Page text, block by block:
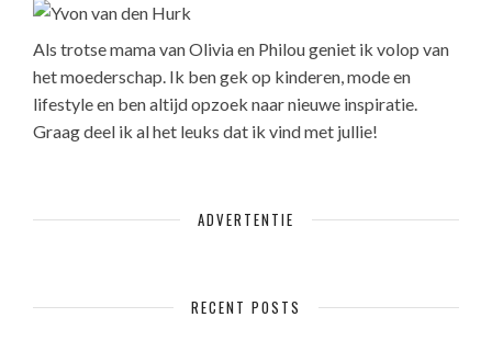
Als trotse mama van Olivia en Philou geniet ik volop van
het moederschap. Ik ben gek op kinderen, mode en
lifestyle en ben altijd opzoek naar nieuwe inspiratie.
Graag deel ik al het leuks dat ik vind met jullie!
ADVERTENTIE
RECENT POSTS